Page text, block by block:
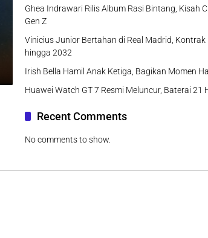
Ghea Indrawari Rilis Album Rasi Bintang, Kisah
Gen Z
Vinicius Junior Bertahan di Real Madrid, Kontrak
hingga 2032
Irish Bella Hamil Anak Ketiga, Bagikan Momen
Huawei Watch GT 7 Resmi Meluncur, Baterai 21
Recent Comments
No comments to show.